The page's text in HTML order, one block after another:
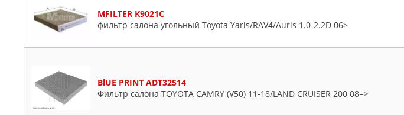
MFILTER K9021C
фильтр салона угольный Toyota Yaris/RAV4/Auris 1.0-2.2D 06>
BlUE PRINT ADT32514
Фильтр салона TOYOTA CAMRY (V50) 11-18/LAND CRUISER 200 08=>